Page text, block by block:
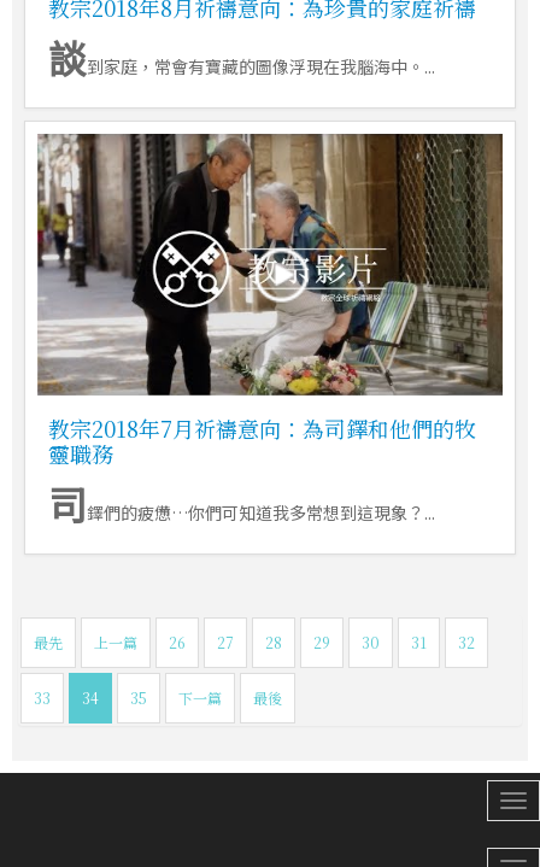
教宗2018年8月祈禱意向：為珍貴的家庭祈禱
談到家庭，常會有寶藏的圖像浮現在我腦海中。...
教宗2018年7月祈禱意向：為司鐸和他們的牧
靈職務
司鐸們的疲憊…你們可知道我多常想到這現象？...
最先 上一篇 26 27 28 29 30 31 32
33 34 35 下一篇 最後